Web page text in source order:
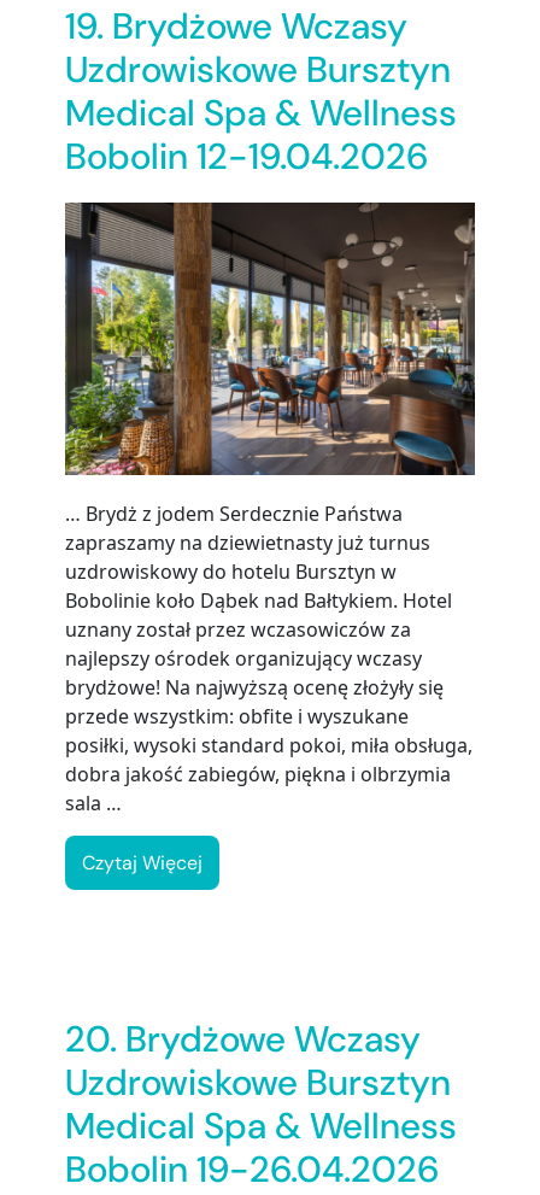
19. Brydżowe Wczasy
Uzdrowiskowe Bursztyn
Medical Spa & Wellness
Bobolin 12-19.04.2026
… Brydż z jodem Serdecznie Państwa
zapraszamy na dziewietnasty już turnus
uzdrowiskowy do hotelu Bursztyn w
Bobolinie koło Dąbek nad Bałtykiem. Hotel
uznany został przez wczasowiczów za
najlepszy ośrodek organizujący wczasy
brydżowe! Na najwyższą ocenę złożyły się
przede wszystkim: obfite i wyszukane
posiłki, wysoki standard pokoi, miła obsługa,
dobra jakość zabiegów, piękna i olbrzymia
sala …
Czytaj Więcej
20. Brydżowe Wczasy
Uzdrowiskowe Bursztyn
Medical Spa & Wellness
Bobolin 19-26.04.2026